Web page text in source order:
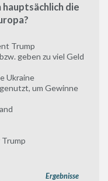
hauptsächlich die
Trump
geben zu viel Geld
Ukraine
um Gewinne
Ergebnisse